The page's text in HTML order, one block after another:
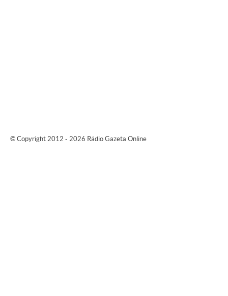
© Copyright 2012 - 2026 Rádio Gazeta Online